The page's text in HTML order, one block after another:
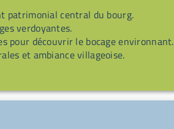
patrimonial central du bourg.
verdoyantes.
découvrir le bocage environnant.
et ambiance villageoise.